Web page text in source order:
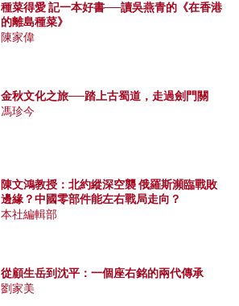
種菜得愛 記一本好書──讀吳燕青的《在香港
的離島種菜》
陳家偉
金秋文化之旅──踏上古蜀道，走過劍門關
馮珍今
陳文鴻教授：北約縱深空襲 俄羅斯瀕臨戰敗
邊緣？中國零部件能左右戰局走向？
本社編輯部
從顧生岳到沈平：一個座右銘的兩代傳承
劉家美